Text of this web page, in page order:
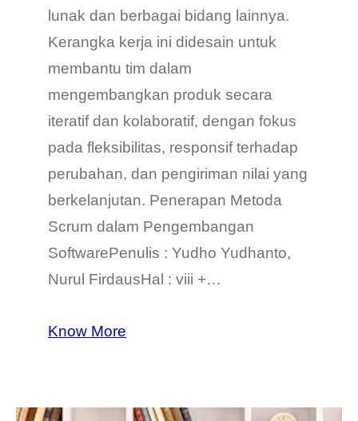
lunak dan berbagai bidang lainnya.
Kerangka kerja ini didesain untuk
membantu tim dalam
mengembangkan produk secara
iteratif dan kolaboratif, dengan fokus
pada fleksibilitas, responsif terhadap
perubahan, dan pengiriman nilai yang
berkelanjutan. Penerapan Metoda
Scrum dalam Pengembangan
SoftwarePenulis : Yudho Yudhanto,
Nurul FirdausHal : viii +…
Know More